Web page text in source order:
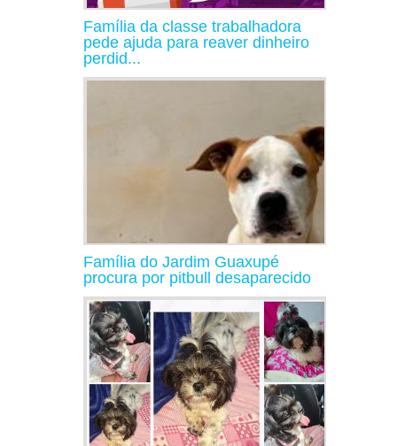
Família da classe trabalhadora
pede ajuda para reaver dinheiro
perdid...
Família do Jardim Guaxupé
procura por pitbull desaparecido